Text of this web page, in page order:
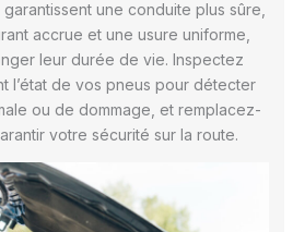
une conduite plus sûre,
accrue et une usure uniforme,
leur durée de vie. Inspectez
l’état de vos pneus pour détecter
ou de dommage, et remplacez-
votre sécurité sur la route.